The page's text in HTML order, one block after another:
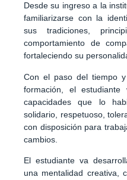
Desde su ingreso a la
familiarizarse con la
sus tradiciones,
comportamiento de
fortaleciendo su
Con el paso del tiempo
formación, el estudiante
capacidades que lo
solidario, respetuoso,
con disposición para
cambios.
El estudiante va
una mentalidad creativa,